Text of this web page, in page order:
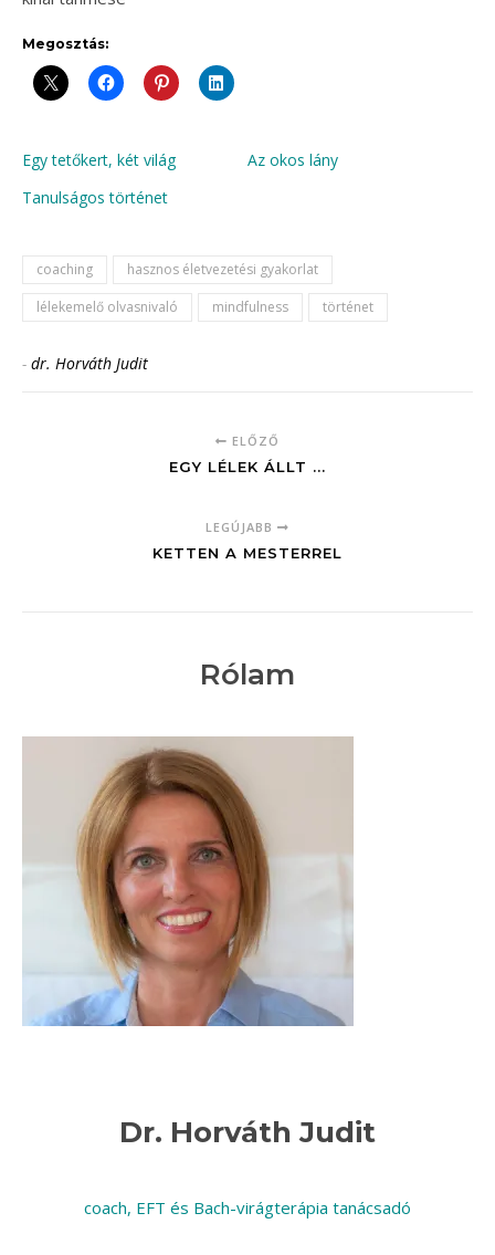
Megosztás:
Egy tetőkert, két világ
Az okos lány
Tanulságos történet
coaching
hasznos életvezetési gyakorlat
lélekemelő olvasnivaló
mindfulness történet
- dr. Horváth Judit
ELŐZŐ
EGY LÉLEK ÁLLT ...
LEGÚJABB
KETTEN A MESTERREL
Rólam
Dr. Horváth Judit
coach, EFT és Bach-virágterápia tanácsadó